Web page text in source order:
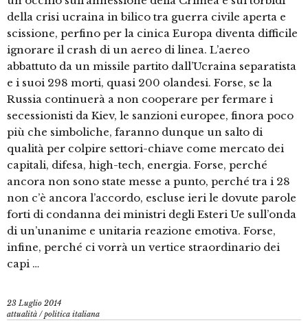
della crisi ucraina in bilico tra guerra civile aperta e
scissione, perfino per la cinica Europa diventa difficile
ignorare il crash di un aereo di linea. L’aereo
abbattuto da un missile partito dall’Ucraina separatista
e i suoi 298 morti, quasi 200 olandesi. Forse, se la
Russia continuerà a non cooperare per fermare i
secessionisti da Kiev, le sanzioni europee, finora poco
più che simboliche, faranno dunque un salto di
qualità per colpire settori-chiave come mercato dei
capitali, difesa, high-tech, energia. Forse, perché
ancora non sono state messe a punto, perché tra i 28
non c’è ancora l’accordo, escluse ieri le dovute parole
forti di condanna dei ministri degli Esteri Ue sull’onda
di un’unanime e unitaria reazione emotiva. Forse,
infine, perché ci vorrà un vertice straordinario dei
capi …
23 Luglio 2014
attualità /politica italiana